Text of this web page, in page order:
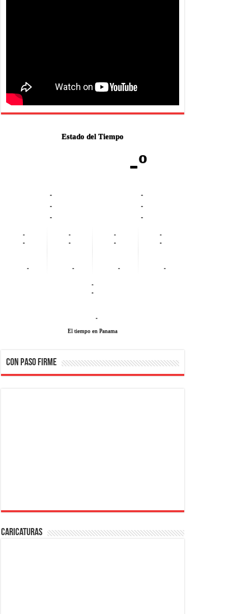
Estado del Tiempo
-º
-
-
-
-
-
-
-
-
-
-
-
-
-
-
-
-
-
-
-
-
-
El tiempo en Panama
CON PASO FIRME
Caricaturas